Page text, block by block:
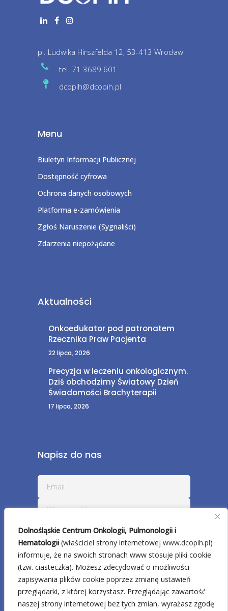
Dolnośląskie Centrum Onkologii, Pulmonologii i
Hematologii (właściciel strony internetowej www.dcopih.pl)
informuje, że na swoich stronach www stosuje pliki cookie
(tzw. ciasteczka). Możesz zdecydować o możliwości
zapisywania plików cookie poprzez zmianę ustawień
przeglądarki, z której korzystasz. Przeglądając zawartość
naszej strony internetowej bez tych zmian, wyrażasz zgodę
pl. Ludwika Hirszfelda 12, 53-413 Wrocław
tel. 71 3689 601
dcopih@dcopih.pl
Menu
Biuletyn Informacji Publicznej
Dostępność cyfrowa
Ochrona danych osobowych
Platforma e-zamówienia
Zgłoś Naruszenie (Sygnaliści)
Zdarzenia niepożądane
Aktualności
Onkoedukator pod patronatem
Rzecznika Praw Pacjenta
22 lipca, 2026
Precyzja w leczeniu onkologicznym.
Dziś obchodzimy Światowy Dzień
Świadomości Brachyterapii
17 lipca, 2026
Napisz do nas